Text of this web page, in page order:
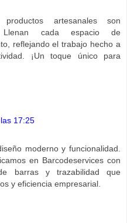
artesanales son
Llenan cada espacio de
reflejando el trabajo hecho a
¡Un toque único para
17:25
moderno y funcionalidad.
en Barcodeservices con
barras y trazabilidad que
y eficiencia empresarial.